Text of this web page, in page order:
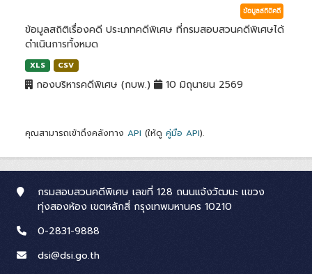
ข้อมูลสถิติคดี
ข้อมูลสถิติเรื่องคดี ประเภทคดีพิเศษ ที่กรมสอบสวนคดีพิเศษได้
ดำเนินการทั้งหมด
XLS CSV
กองบริหารคดีพิเศษ (กบพ.) 10 มิถุนายน 2569
คุณสามารถเข้าถึงคลังทาง API (ให้ดู คู่มือ API).
กรมสอบสวนคดีพิเศษ เลขที่ 128 ถนนแจ้งวัฒนะ แขวง
ทุ่งสองห้อง เขตหลักสี่ กรุงเทพมหานคร 10210
0-2831-9888
dsi@dsi.go.th